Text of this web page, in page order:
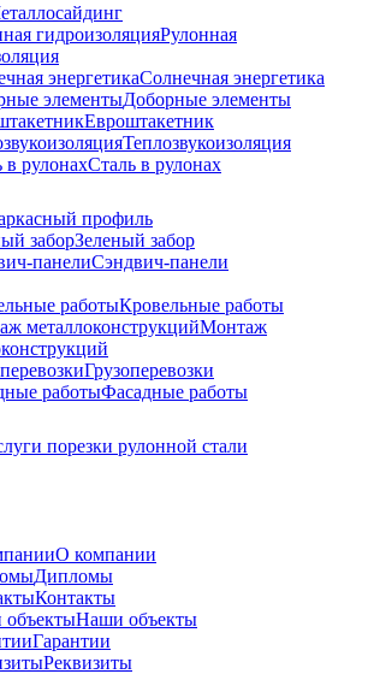
Рулонная
Солнечная энергетика
Доборные элементы
Евроштакетник
Теплозвукоизоляция
Сталь в рулонах
профиль
Зеленый забор
Сэндвич-панели
Кровельные работы
Монтаж
Грузоперевозки
Фасадные работы
порезки рулонной стали
О компании
Дипломы
Контакты
Наши объекты
Гарантии
Реквизиты